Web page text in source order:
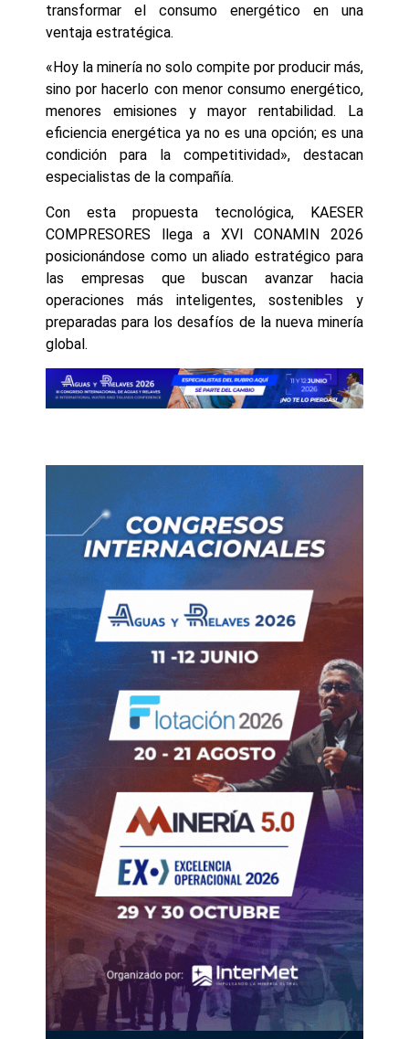
transformar el consumo energético en una
ventaja estratégica.
«Hoy la minería no solo compite por producir más,
sino por hacerlo con menor consumo energético,
menores emisiones y mayor rentabilidad. La
eficiencia energética ya no es una opción; es una
condición para la competitividad», destacan
especialistas de la compañía.
Con esta propuesta tecnológica, KAESER
COMPRESORES llega a XVI CONAMIN 2026
posicionándose como un aliado estratégico para
las empresas que buscan avanzar hacia
operaciones más inteligentes, sostenibles y
preparadas para los desafíos de la nueva minería
global.